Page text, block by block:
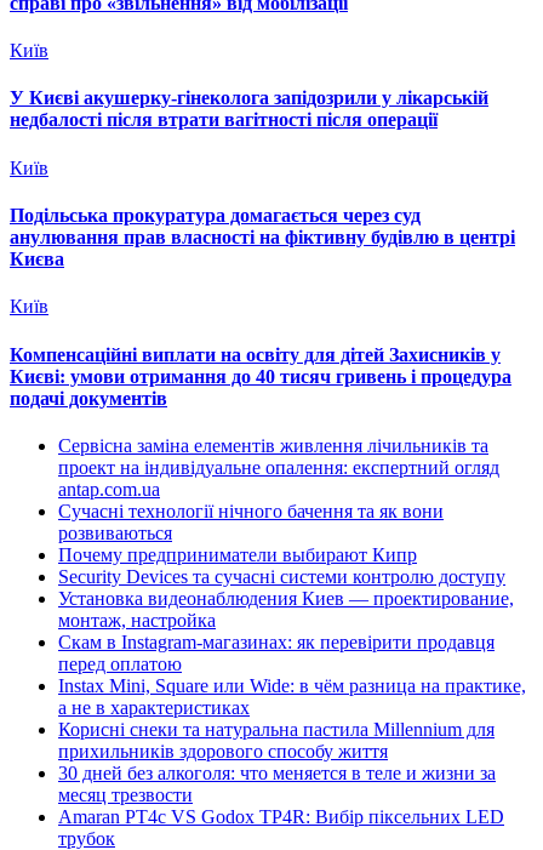
Київ
У Києві акушерку-гінеколога запідозрили у лікарській
недбалості після втрати вагітності після операції
Київ
Подільська прокуратура домагається через суд
анулювання прав власності на фіктивну будівлю в центрі
Києва
Київ
Компенсаційні виплати на освіту для дітей Захисників у
Києві: умови отримання до 40 тисяч гривень і процедура
подачі документів
Сервісна заміна елементів живлення лічильників та
проект на індивідуальне опалення: експертний огляд
antap.com.ua
Сучасні технології нічного бачення та як вони
розвиваються
Почему предприниматели выбирают Кипр
Security Devices та сучасні системи контролю доступу
Установка видеонаблюдения Киев — проектирование,
монтаж, настройка
Скам в Instagram-магазинах: як перевірити продавця
перед оплатою
Instax Mini, Square или Wide: в чём разница на практике,
а не в характеристиках
Корисні снеки та натуральна пастила Millennium для
прихильників здорового способу життя
30 дней без алкоголя: что меняется в теле и жизни за
месяц трезвости
Amaran PT4c VS Godox TP4R: Вибір піксельних LED
трубок